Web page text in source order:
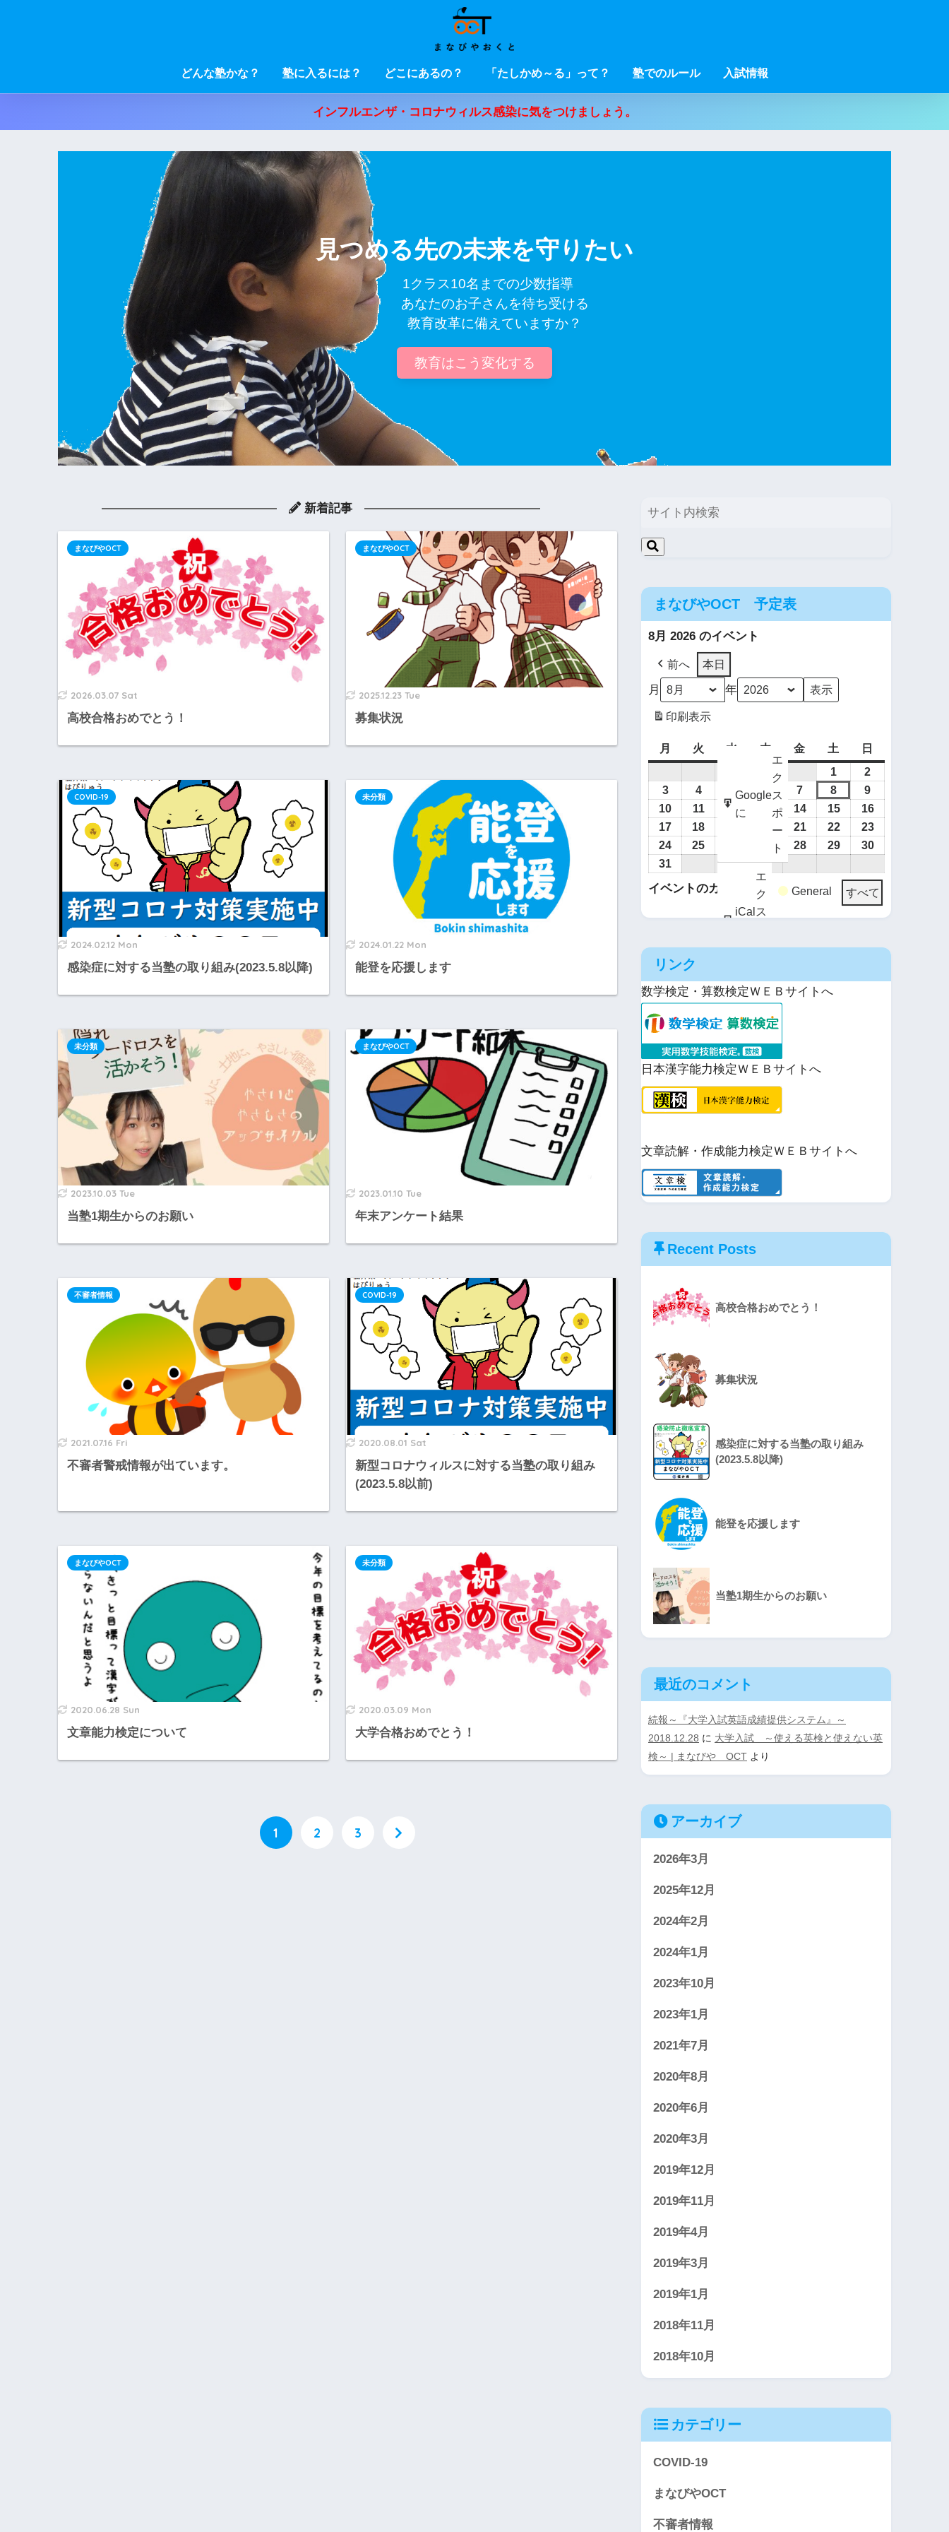
どんな塾かな？ 塾に入るには？ どこにあるの？ 「たしかめ～る」って？ 塾でのルール 入試情報
インフルエンザ・コロナウィルス感染に気をつけましょう。
見つめる先の未来を守りたい
1クラス10名までの少数指導
あなたのお子さんを待ち受ける
教育改革に備えていますか？
教育はこう変化する
新着記事
2026.03.07 Sat
高校合格おめでとう！
まなびやOCT
2025.12.23 Tue
募集状況
まなびやOCT
2024.02.12 Mon
感染症に対する当塾の取り組み(2023.5.8以降)
COVID-19
2024.01.22 Mon
能登を応援します
未分類
2023.10.03 Tue
当塾1期生からのお願い
未分類
2023.01.10 Tue
年末アンケート結果
まなびやOCT
2021.07.16 Fri
不審者警戒情報が出ています。
不審者情報
2020.08.01 Sat
新型コロナウィルスに対する当塾の取り組み
(2023.5.8以前)
COVID-19
2020.06.28 Sun
文章能力検定について
まなびやOCT
2020.03.09 Mon
大学合格おめでとう！
未分類
1 2 3
まなびやOCT 予定表
8月 2026 のイベント
前へ 本日
月 年
印刷表示
Google
に
エ
ク
ス
ポ
ー
ト
iCal
エ
ク
ス
ー
月 火 水 木 金 土
日
1
2
3
4 6 7 8
9
10
11 12 14 15
16
17
18 21 22
23
24
25 28 29
30
31
イベントのカテゴリー General すべて
リンク
数学検定・算数検定ＷＥＢサイトへ
日本漢字能力検定ＷＥＢサイトへ
文章読解・作成能力検定ＷＥＢサイトへ
Recent Posts
高校合格おめでとう！
募集状況
感染症に対する当塾の取り組み
(2023.5.8以降)
能登を応援します
当塾1期生からのお願い
最近のコメント
続報～『大学入試英語成績提供システム』～
2018.12.28 に 大学入試 ～使える英検と使えない英
検～ | まなびや OCT より
アーカイブ
2026年3月
2025年12月
2024年2月
2024年1月
2023年10月
2023年1月
2021年7月
2020年8月
2020年6月
2020年3月
2019年12月
2019年11月
2019年4月
2019年3月
2019年1月
2018年11月
2018年10月
カテゴリー
COVID-19
まなびやOCT
不審者情報